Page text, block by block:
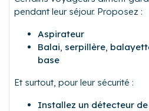
pendant leur séjour. Proposez :
Aspirateur
Balai serpillère
base
Et surtout, pour leur sécurité :
Installez un détecteur